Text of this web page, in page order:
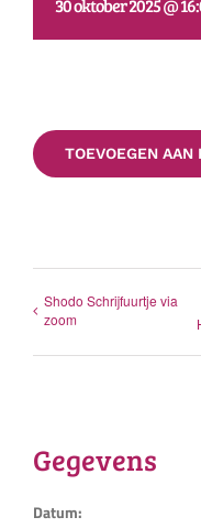
30 oktober 2025 @
TOEVOEGEN AAN
Shodo Schrijfuurtje via
zoom
Gegevens
Datum: